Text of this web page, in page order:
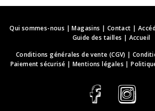
Qui sommes-nous |Magasins | Contact |
Guide des tailles | Accueil
Conditions générales de vente (CGV) |
Paiement sécurisé | Mentions légales |